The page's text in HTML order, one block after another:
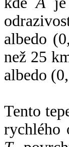
albedo
než 25
albedo
Tento
rychlého